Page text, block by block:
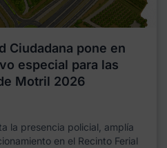
Ciudadana pone en
especial para las
Motril 2026
la presencia policial, amplía
en el Recinto Ferial